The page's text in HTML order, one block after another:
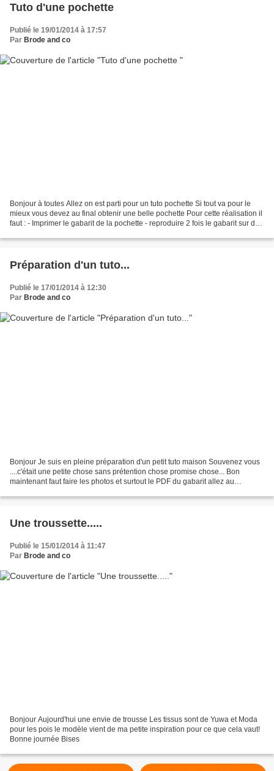
Tuto d'une pochette
Publié le 19/01/2014 à 17:57
Par Brode and co
Bonjour à toutes Allez on est parti pour un tuto pochette Si tout va pour le
mieux vous devez au final obtenir une belle pochette Pour cette réalisation il
faut : - Imprimer le gabarit de la pochette - reproduire 2 fois le gabarit sur du
Préparation d'un tuto...
Publié le 17/01/2014 à 12:30
Par Brode and co
Bonjour Je suis en pleine préparation d'un petit tuto maison Souvenez vous
....c'était une petite chose sans prétention chose promise chose... Bon
maintenant faut faire les photos et surtout le PDF du gabarit allez au
Une troussette.....
Publié le 15/01/2014 à 11:47
Par Brode and co
Bonjour Aujourd'hui une envie de trousse Les tissus sont de Yuwa et Moda
pour les pois le modèle vient de ma petite inspiration pour ce que cela vaut!
Bonne journée Bises